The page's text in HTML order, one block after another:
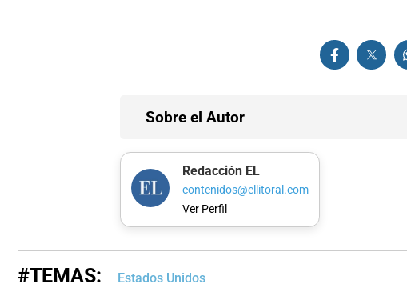
Sobre el Autor
Redacción EL
contenidos@ellitoral.com
Ver Perfil
#TEMAS: Estados Unidos